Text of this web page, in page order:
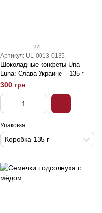
24
Артикул: UL-0013-0135
Шоколадные конфеты Una
Luna: Слава Украине – 135 г
300 грн
Упаковка
Коробка 135 г